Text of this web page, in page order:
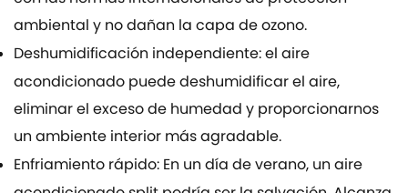
ambiental y no dañan la capa de ozono.
Deshumidificación independiente: el aire
acondicionado puede deshumidificar el aire,
eliminar el exceso de humedad y proporcionarnos
un ambiente interior más agradable.
Enfriamiento rápido: En un día de verano, un aire